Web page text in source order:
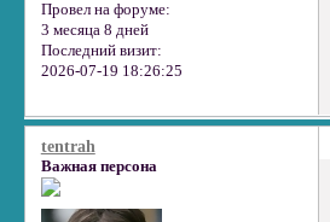
Провел на форуме:
3 месяца 8 дней
Последний визит:
2026-07-19 18:26:25
tentrah
Важная персона